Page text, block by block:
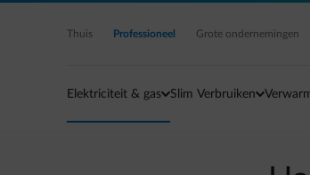
Ga naar de hoofdinhoud
Thuis Professioneel Grote ondernemingen
Elektriciteit & gas Slim Verbruiken